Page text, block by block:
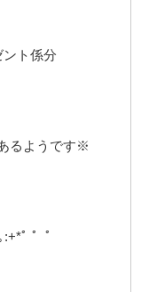
ト係分
るようです※
ﾟ ゜ﾟ